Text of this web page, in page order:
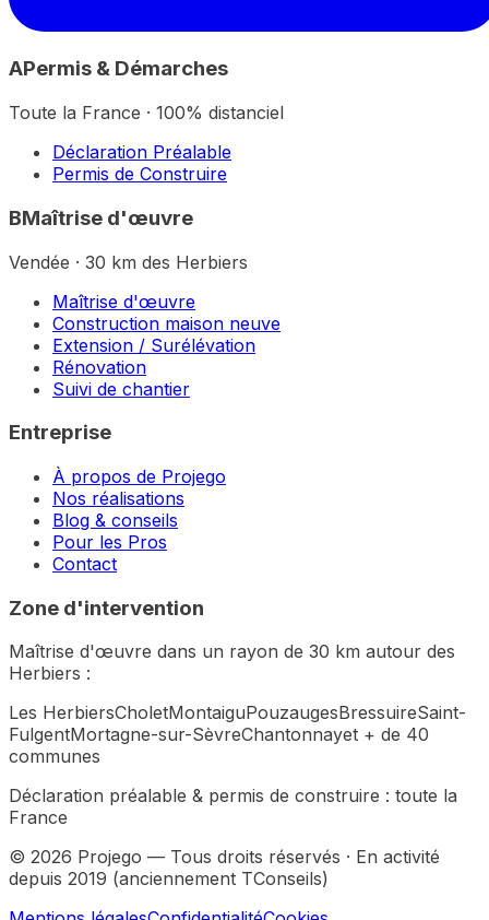
APermis & Démarches
Toute la France · 100% distanciel
Déclaration Préalable
Permis de Construire
BMaîtrise d'œuvre
Vendée · 30 km des Herbiers
Maîtrise d'œuvre
Construction maison neuve
Extension / Surélévation
Rénovation
Suivi de chantier
Entreprise
À propos de Projego
Nos réalisations
Blog & conseils
Pour les Pros
Contact
Zone d'intervention
Maîtrise d'œuvre dans un rayon de 30 km autour des
Herbiers :
Les HerbiersCholetMontaiguPouzaugesBressuireSaint-
FulgentMortagne-sur-SèvreChantonnayet + de 40
communes
Déclaration préalable & permis de construire : toute la
France
© 2026 Projego — Tous droits réservés · En activité
depuis 2019 (anciennement TConseils)